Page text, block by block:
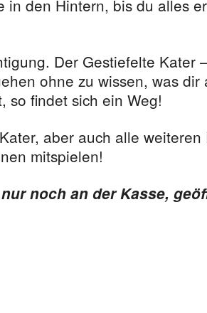
den Hintern, bis du alles
Der Gestiefelte Kater
ohne zu wissen, was dir
so findet sich ein Weg!
aber auch alle weiteren
mitspielen!
noch an der Kasse,